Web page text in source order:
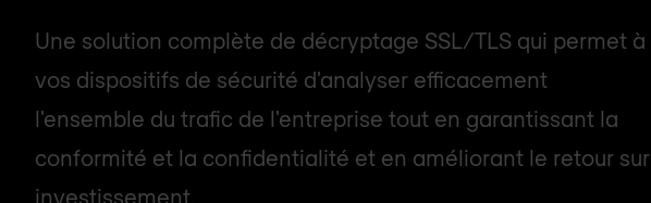
Une solution complète de décryptage SSL/TLS qui permet à
vos dispositifs de sécurité d'analyser efficacement
l'ensemble du trafic de l'entreprise tout en garantissant la
conformité et la confidentialité et en améliorant le retour sur
investissement.